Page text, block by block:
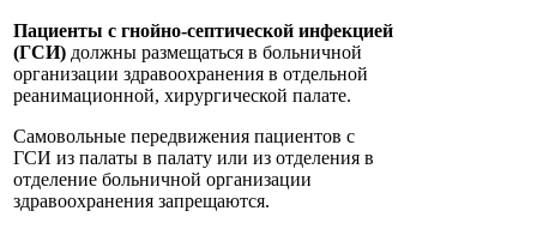
Пациенты с гнойно-септической инфекцией
(ГСИ) должны размещаться в больничной
организации здравоохранения в отдельной
реанимационной, хирургической палате.
Самовольные передвижения пациентов с
ГСИ из палаты в палату или из отделения в
отделение больничной организации
здравоохранения запрещаются.